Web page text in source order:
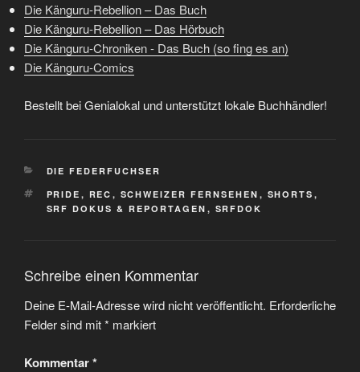
Die Känguru-Rebellion – Das Buch
Die Känguru-Rebellion – Das Hörbuch
Die Känguru-Chroniken - Das Buch (so fing es an)
Die Känguru-Comics
Bestellt bei Genialokal und unterstützt lokale Buchhändler!
KATEGORIEN
DIE FEDERFUCHSER
SCHLAGWÖRTER
PRIDE , REC , SCHWEIZER FERNSEHEN , SHORTS ,
SRF DOKUS & REPORTAGEN , SRFDOK
Schreibe einen Kommentar
Deine E-Mail-Adresse wird nicht veröffentlicht. Erforderliche
Felder sind mit* markiert
Kommentar*